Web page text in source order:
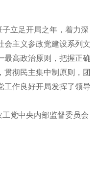
立足开局之年，着力深
会主义参政党建设系列文
最高政治原则，把握正确
贯彻民主集中制原则，团
工作良好开局发挥了领导
党中央内部监督委员会